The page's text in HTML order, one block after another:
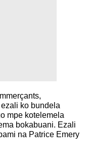
ko bundela
mpe kotelemela
bokabuani. Ezali
na Patrice Emery